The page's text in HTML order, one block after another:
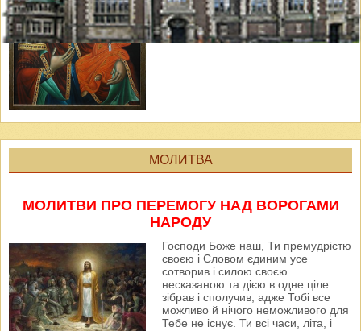
МОЛИТВА
МОЛИТВИ ПРО ПЕРЕМОГУ НАД ВОРОГАМИ
НАРОДУ
Господи Боже наш, Ти премудрістю
своєю і Словом єдиним усе
сотворив і силою своєю
несказаною та дією в одне ціле
зібрав і сполучив, адже Тобі все
можливо й нічого неможливого для
Тебе не існує. Ти всі часи, літа, і